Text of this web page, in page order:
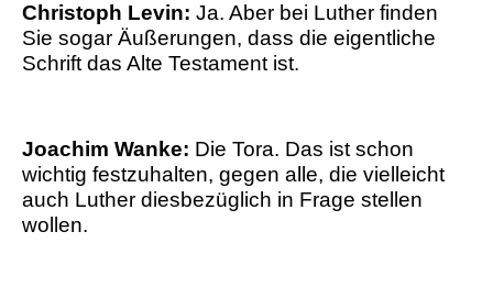
Christoph Levin: Ja. Aber bei Luther finden
Sie sogar Äußerungen, dass die eigentliche
Schrift das Alte Testament ist.
Joachim Wanke: Die Tora. Das ist schon
wichtig festzuhalten, gegen alle, die vielleicht
auch Luther diesbezüglich in Frage stellen
wollen.